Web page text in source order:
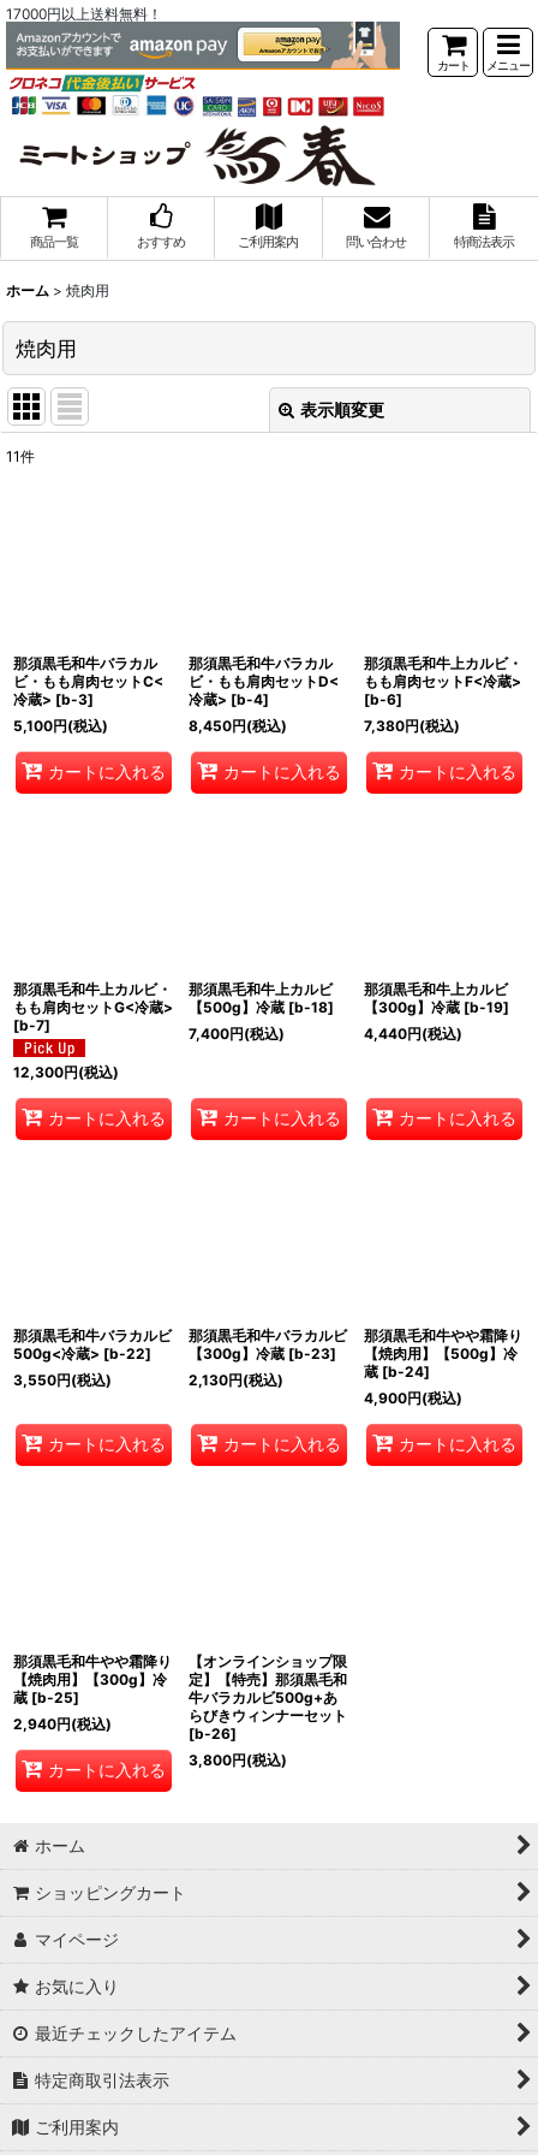
17000円以上送料無料！
カート メニュー
商品一覧 おすすめ ご利用案内 問い合わせ 特商法表示
ホーム > 焼肉用
焼肉用
表示順変更
絞り込む
11件
那須黒毛和牛バラカル
ビ・もも肩肉セットC<
冷蔵> [b-3]
5,100円(税込)
カートに入れる
那須黒毛和牛バラカル
ビ・もも肩肉セットD<
冷蔵> [b-4]
8,450円(税込)
カートに入れる
那須黒毛和牛上カルビ・
もも肩肉セットF<冷蔵>
[b-6]
7,380円(税込)
カートに入れる
那須黒毛和牛上カルビ・
もも肩肉セットG<冷蔵>
[b-7]
12,300円(税込)
カートに入れる
那須黒毛和牛上カルビ
【500g】冷蔵 [b-18]
7,400円(税込)
カートに入れる
那須黒毛和牛上カルビ
【300g】冷蔵 [b-19]
4,440円(税込)
カートに入れる
那須黒毛和牛バラカルビ
500g<冷蔵> [b-22]
3,550円(税込)
カートに入れる
那須黒毛和牛バラカルビ
【300g】冷蔵 [b-23]
2,130円(税込)
カートに入れる
那須黒毛和牛やや霜降り
【焼肉用】【500g】冷
蔵 [b-24]
4,900円(税込)
カートに入れる
那須黒毛和牛やや霜降り
【焼肉用】【300g】冷
蔵 [b-25]
2,940円(税込)
カートに入れる
【オンラインショップ限
定】【特売】那須黒毛和
牛バラカルビ500g+あ
らびきウィンナーセット
[b-26]
3,800円(税込)
ホーム
ショッピングカート
マイページ
お気に入り
最近チェックしたアイテム
特定商取引法表示
ご利用案内